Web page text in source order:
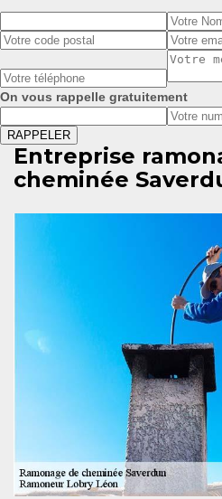
On vous rappelle gratuitement
Entreprise
cheminée